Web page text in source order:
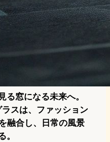
る窓になる未来へ。
スは、ファッション
融合し、日常の風景
。